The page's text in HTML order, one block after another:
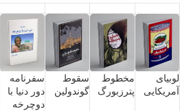
لوبیای
آمریکایی
مخطوط
پترزبورگ
سقوط
گوندولین
سفرنامه
دور دنیا با
دوچرخه